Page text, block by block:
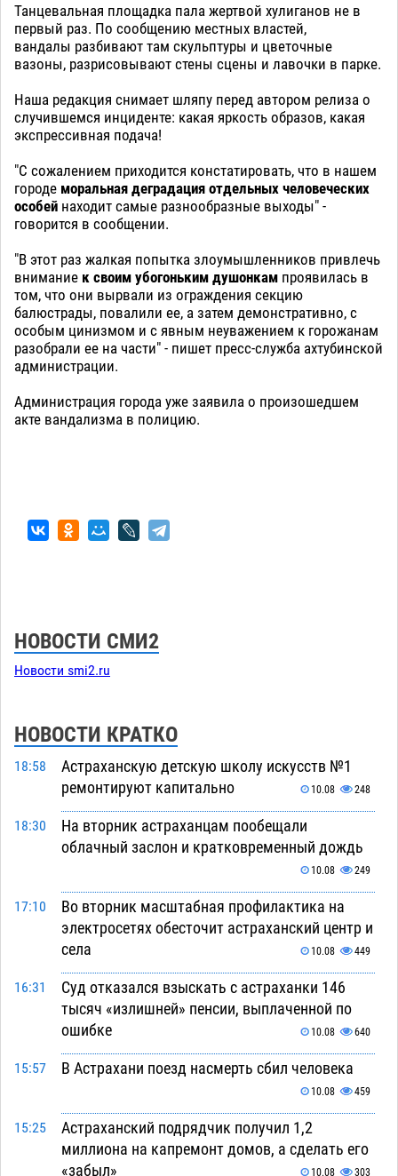
Танцевальная площадка пала жертвой хулиганов не в
первый раз. По сообщению местных властей,
вандалы разбивают там скульптуры и цветочные
вазоны, разрисовывают стены сцены и лавочки в парке.
Наша редакция снимает шляпу перед автором релиза о
случившемся инциденте: какая яркость образов, какая
экспрессивная подача!
"С сожалением приходится констатировать, что в нашем
городе моральная деградация отдельных человеческих
особей находит самые разнообразные выходы" -
говорится в сообщении.
"В этот раз жалкая попытка злоумышленников привлечь
внимание к своим убогоньким душонкам проявилась в
том, что они вырвали из ограждения секцию
балюстрады, повалили ее, а затем демонстративно, с
особым цинизмом и с явным неуважением к горожанам
разобрали ее на части" - пишет пресс-служба ахтубинской
администрации.
Администрация города уже заявила о произошедшем
акте вандализма в полицию.
НОВОСТИ СМИ2
Новости smi2.ru
НОВОСТИ КРАТКО
18:58
Астраханскую детскую школу искусств №1
ремонтируют капитально
10.08 248
18:30
На вторник астраханцам пообещали
облачный заслон и кратковременный дождь
10.08 249
17:10
Во вторник масштабная профилактика на
электросетях обесточит астраханский центр и
села
10.08 449
16:31
Суд отказался взыскать с астраханки 146
тысяч «излишней» пенсии, выплаченной по
ошибке
10.08 640
15:57 В Астрахани поезд насмерть сбил человека
10.08 459
15:25
Астраханский подрядчик получил 1,2
миллиона на капремонт домов, а сделать его
«забыл»
10.08 303